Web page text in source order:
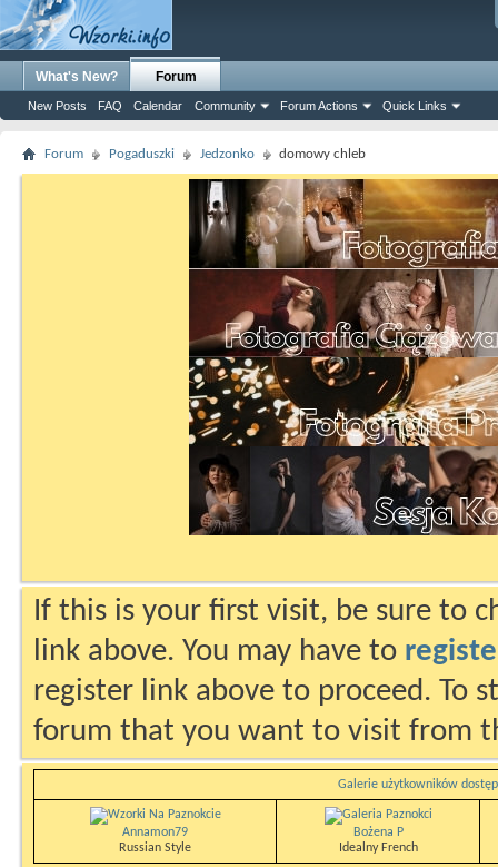
What's New? Forum
New Posts FAQ Calendar Community Forum Actions Quick Links
Forum Pogaduszki Jedzonko domowy chleb
If this is your first visit, be sure to
link above. You may have to
register link above to proceed. To
forum that you want to visit from
Galerie użytkowników
Annamon79
Russian Style
Bożena P
Idealny French